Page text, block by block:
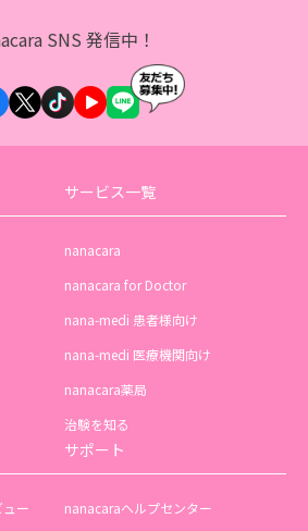
SNS 発信中！
サービス一覧
nanacara
nanacara for Doctor
nana-medi 患者様向け
nana-medi 医療機関向け
nanacara薬局
治験を知る
ー
サポート
nanacaraヘルプセンター